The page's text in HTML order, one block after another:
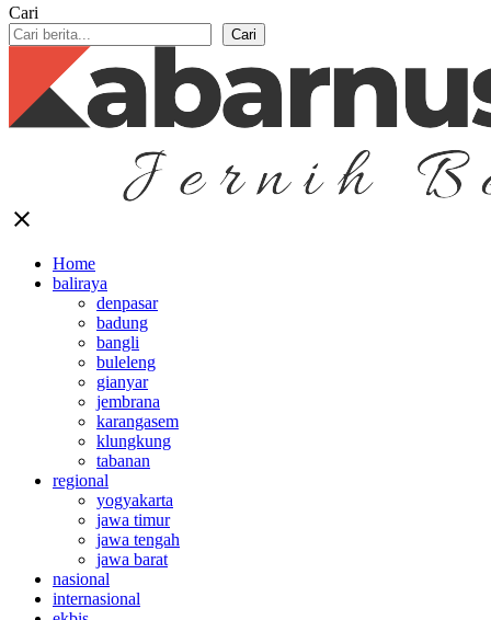
Cari
Cari
close
Home
baliraya
denpasar
badung
bangli
buleleng
gianyar
jembrana
karangasem
klungkung
tabanan
regional
yogyakarta
jawa timur
jawa tengah
jawa barat
nasional
internasional